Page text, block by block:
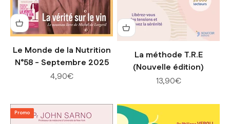
Le Monde de la Nutrition
N°58 - Septembre 2025
Prix de vente
4,90€
La méthode T.R.E
(Nouvelle édition)
Prix de vente
13,90€
Promo